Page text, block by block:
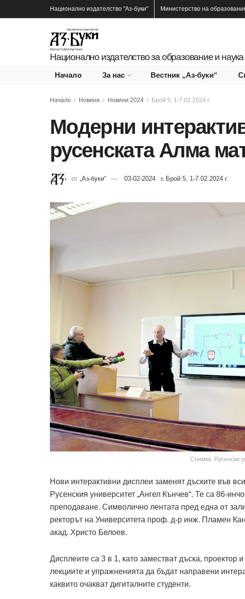
Национално издателство "Аз-буки" Министерство на
Национално издателство за образование и наука
Начало За нас Вестник „Аз-буки“
Начало Новини Новини 2024 Брой 5, 1-7.02.2024 г.
Модерни
русенската Алма
от „Аз-буки“ 03-02-2024 в Брой 5, 1-7.02.2024 г.
Снимка: Русенски
Нови интерактивни дисплеи заменят дъските във
Русенския университет „Ангел Кънчев“. Те са 86-
преподаване. Символично лентата пред една от
ректорът на Университета проф. д-р инж. Пламен
акад. Христо Белоев.
Дисплеите са 3 в 1, като заместват дъска, проектор
лекциите и упражненията да бъдат направени
каквито очакват дигиталните студенти.